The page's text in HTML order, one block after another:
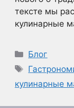
тексте мы
кулинарные
Рубрики
Блог
Метки
кулинарные